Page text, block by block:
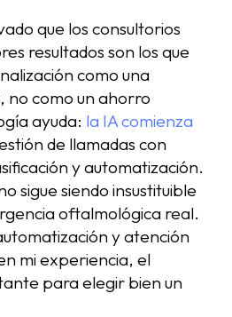
que los consultorios
resultados son los que
como una
como un ahorro
ayuda: la IA comienza
de llamadas con
y automatización.
sigue siendo insustituible
oftalmológica real.
y atención
mi experiencia, el
para elegir bien un